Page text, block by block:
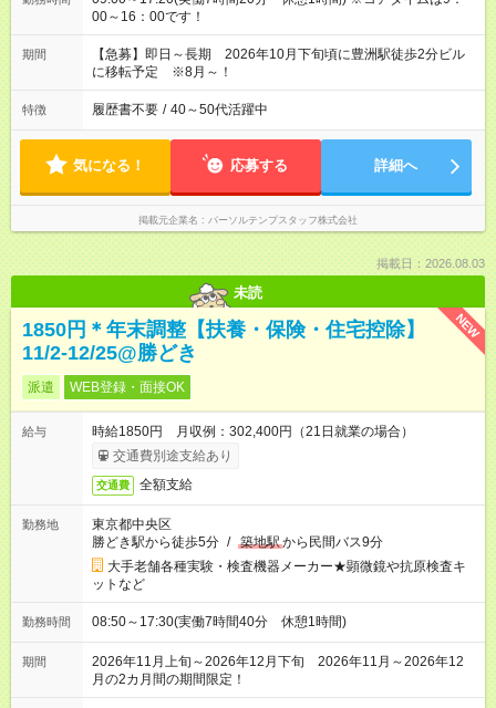
00～16：00です！
期間
【急募】即日～長期 2026年10月下旬頃に豊洲駅徒歩2分ビル
に移転予定 ※8月～！
特徴 履歴書不要 / 40～50代活躍中
気になる！ 応募する 詳細へ
掲載元企業名 パーソルテンプスタッフ株式会社
掲載日：2026.08.03
未読
NEW
1850円＊年末調整【扶養・保険・住宅控除】
11/2-12/25@勝どき
派遣 WEB登録・面接OK
給与
時給1850円 月収例：302,400円（21日就業の場合）
交通費別途支給あり
交通費 全額支給
勤務地
東京都中央区
勝どき駅から徒歩5分 / 築地駅から民間バス9分
大手老舗各種実験・検査機器メーカー★顕微鏡や抗原検査キ
ットなど
勤務時間 08:50～17:30(実働7時間40分 休憩1時間)
期間
2026年11月上旬～2026年12月下旬 2026年11月～2026年12
月の2カ月間の期間限定！